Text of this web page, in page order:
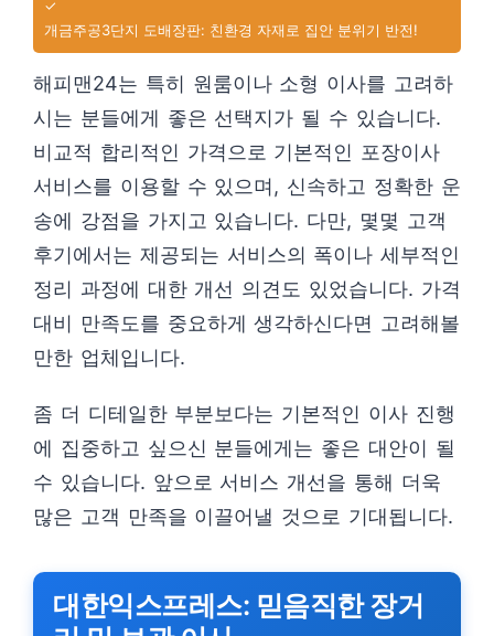
✓
개금주공3단지 도배장판: 친환경 자재로 집안 분위기 반전!
해피맨24는 특히 원룸이나 소형 이사를 고려하
시는 분들에게 좋은 선택지가 될 수 있습니다.
비교적 합리적인 가격으로 기본적인 포장이사
서비스를 이용할 수 있으며, 신속하고 정확한 운
송에 강점을 가지고 있습니다. 다만, 몇몇 고객
후기에서는 제공되는 서비스의 폭이나 세부적인
정리 과정에 대한 개선 의견도 있었습니다. 가격
대비 만족도를 중요하게 생각하신다면 고려해볼
만한 업체입니다.
좀 더 디테일한 부분보다는 기본적인 이사 진행
에 집중하고 싶으신 분들에게는 좋은 대안이 될
수 있습니다. 앞으로 서비스 개선을 통해 더욱
많은 고객 만족을 이끌어낼 것으로 기대됩니다.
대한익스프레스: 믿음직한 장거